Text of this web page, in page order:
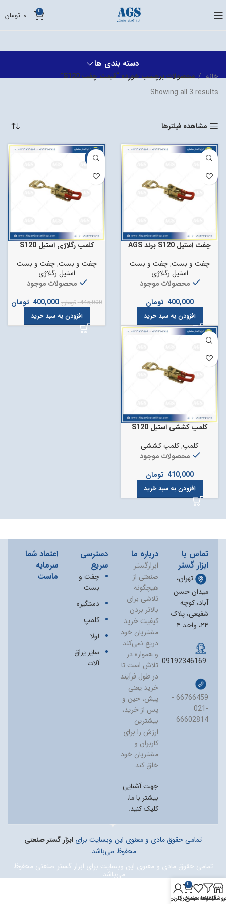
0
0 تومان
دسته بندی ها
خانه
محصولات برچسب خورده “قیمت چفت S120”
Showing all 3 results
مشاهده فیلترها
چفت استیل S120 برند AGS
چفت و بست,چفت و بست
استیل رگلاژی
محصولات موجود
400,000 تومان
افزودن به سبد خرید
-10%
کلمپ رگلاژی استیل S120
چفت و بست,چفت و بست
استیل رگلاژی
محصولات موجود
445,000 تومان 400,000 تومان
افزودن به سبد خرید
کلمپ کششی استیل S120
کلمپ,کلمپ کششی
محصولات موجود
410,000 تومان
افزودن به سبد خرید
تماس با
ابزار گستر
تهران،
میدان حسن
آباد، کوچه
شفیعی، پلاک
۲۴، واحد ۴
09192346169
66766459 -
021-
66602814
درباره ما
ابزارگستر
صنعتی از
هیچگونه
تلاشی برای
بالاتر بردن
کیفیت خرید
مشتریان خود
دریغ نمی‏‌کند
و همواره در
تلاش است تا
در طول فرآیند
خرید یعنی
پیش، حین و
پس از خرید،
بیشترین
ارزش را برای
کاربران و
مشتریان خود
خلق کند.
جهت آشنایی
بیشتر با ما،
کلیک کنید.
دسترسی
سریع
چفت و
بست
دستگیره
کلمپ
لولا
سایر یراق
آلات
اعتماد شما
سرمایه
ماست
تمامی حقوق مادی و معنوی این وبسایت برای ابزار گستر صنعتی
محفوظ می‌باشد.
تمامی حقوق مادی و معنوی این وبسایت برای ابزار گستر صنعتی محفوظ
می‌باشد.
فیلترها
علاقه مندی
0
سبد خرید
حساب کاربری من